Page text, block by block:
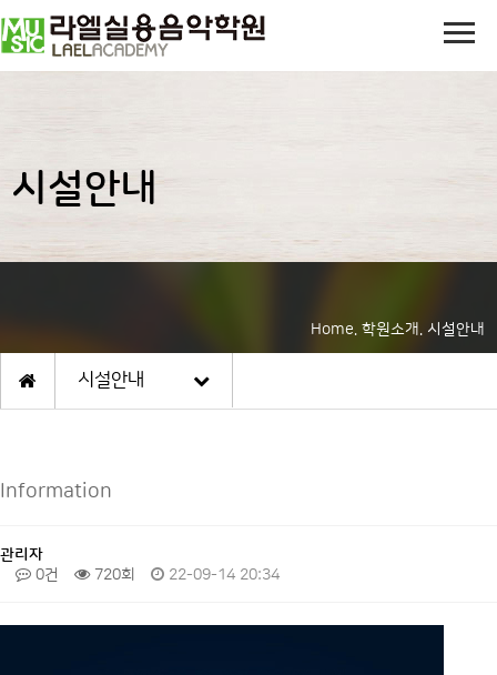
시설안내
Home. 학원소개. 시설안내
시설안내
Information
관리자
0건
720회 22-09-14 20:34